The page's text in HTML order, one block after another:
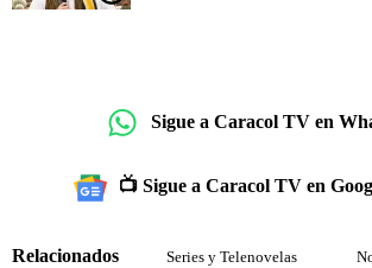
Sigue a Caracol TV en
📺 Sigue a Caracol TV en
Relacionados Series y Telenovelas